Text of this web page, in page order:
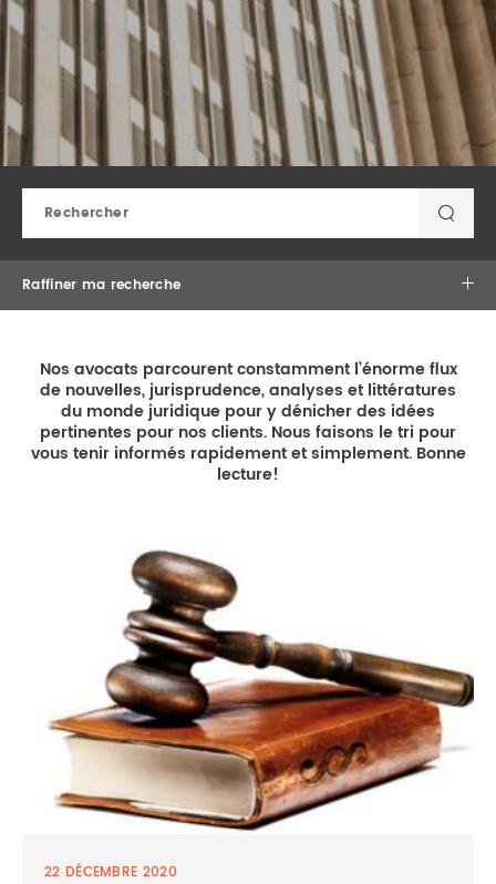
DROIT IMMOBILIER
PROPRIÉTÉ INTELLECTUELLE
DROIT DE LA FAMILLE
STAGES CONTACTEZ-NOUS
Raffiner ma recherche
×
×Laurent Debrun
Nos avocats parcourent constamment l’énorme flux
de nouvelles, jurisprudence, analyses et littératures
du monde juridique pour y dénicher des idées
pertinentes pour nos clients. Nous faisons le tri pour
vous tenir informés rapidement et simplement. Bonne
lecture!
22 DÉCEMBRE 2020